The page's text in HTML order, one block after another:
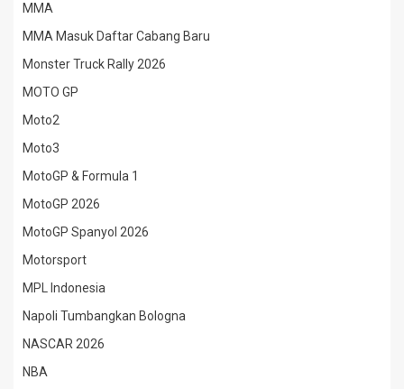
MMA
MMA Masuk Daftar Cabang Baru
Monster Truck Rally 2026
MOTO GP
Moto2
Moto3
MotoGP & Formula 1
MotoGP 2026
MotoGP Spanyol 2026
Motorsport
MPL Indonesia
Napoli Tumbangkan Bologna
NASCAR 2026
NBA